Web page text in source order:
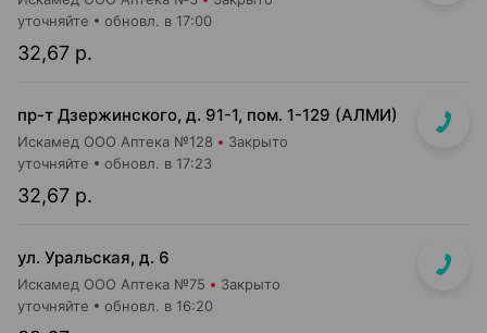
32,67 р.
уточняйте обновл. в 17:00
пр-т Дзержинского, д. 91-1, пом. 1-129 (АЛМИ)
Искамед ООО Аптека №128 Закрыто
32,67 р.
уточняйте обновл. в 17:23
ул. Уральская, д. 6
Искамед ООО Аптека №75 Закрыто
уточняйте обновл. в 16:20